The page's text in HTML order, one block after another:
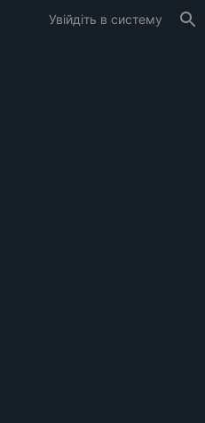
Увійдіть в систему